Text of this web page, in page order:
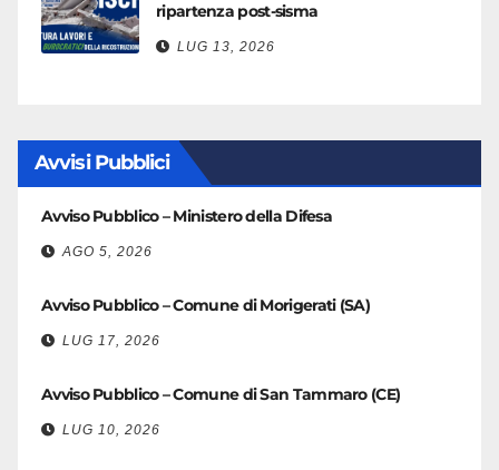
ripartenza post-sisma
LUG 13, 2026
Avvisi Pubblici
Avviso Pubblico – Ministero della Difesa
AGO 5, 2026
Avviso Pubblico – Comune di Morigerati (SA)
LUG 17, 2026
Avviso Pubblico – Comune di San Tammaro (CE)
LUG 10, 2026